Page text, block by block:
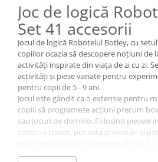
Joc de logică
Set 41 accesorii
Jocul de logică Robotelul Botley, cu
copiilor ocazia să descopere noțiuni de
activități inspirate din viața de zi cu zi.
activități și piese variate pentru
pentru copii de 5 - 9 ani.
Jocul este gândit ca o extensie pentru
copiii să programeze acțiuni precum
sau jocuri de domino. Folosind piesele
construi trasee, pot seta provocări și
dezvoltă abilități de rezolvare a